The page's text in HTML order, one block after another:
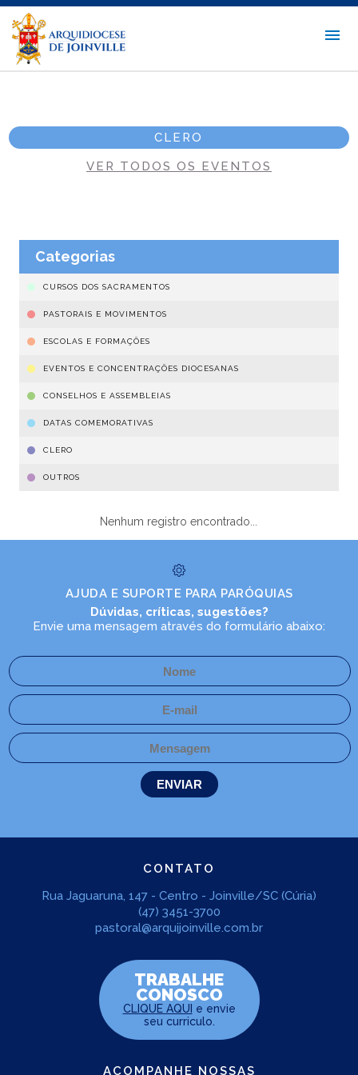
CLERO
VER TODOS OS EVENTOS
Categorias
CURSOS DOS SACRAMENTOS
PASTORAIS E MOVIMENTOS
ESCOLAS E FORMAÇÕES
EVENTOS E CONCENTRAÇÕES DIOCESANAS
CONSELHOS E ASSEMBLEIAS
DATAS COMEMORATIVAS
CLERO
OUTROS
Nenhum registro encontrado...
AJUDA E SUPORTE PARA PARÓQUIAS
Dúvidas, críticas, sugestões?
Envie uma mensagem através do formulário abaixo:
CONTATO
Rua Jaguaruna, 147 - Centro - Joinville/SC (Cúria)
(47) 3451-3700
pastoral@arquijoinville.com.br
TRABALHE
CONOSCO
CLIQUE AQUI e envie
seu curriculo.
ACOMPANHE NOSSAS